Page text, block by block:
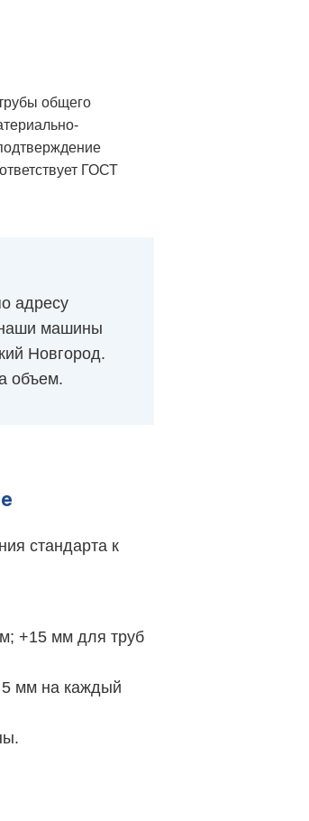
общего
ГОСТ
адресу
наши машины
Новгород.
объем.
стандарта к
+15 мм для труб
5 мм на каждый